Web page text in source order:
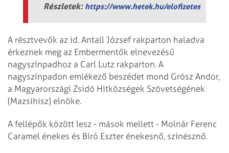
Részletek: https://www.hetek.hu/elofizetes
A résztvevők az id. Antall József rakparton haladva
érkeznek meg az Embermentők elnevezésű
nagyszínpadhoz a Carl Lutz rakparton. A
nagyszínpadon emlékező beszédet mond Grósz Andor,
a Magyarországi Zsidó Hitközségek Szövetségének
(Mazsihisz) elnöke.
A fellépők között lesz - mások mellett - Molnár Ferenc
Caramel énekes és Bíró Eszter énekesnő, színésznő.